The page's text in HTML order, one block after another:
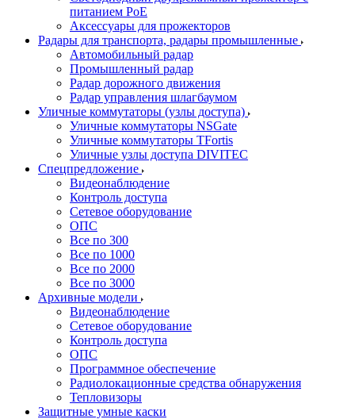
питанием PoE
Аксессуары для прожекторов
Радары для транспорта, радары промышленные
Автомобильный радар
Промышленный радар
Радар дорожного движения
Радар управления шлагбаумом
Уличные коммутаторы (узлы доступа)
Уличные коммутаторы NSGate
Уличные коммутаторы TFortis
Уличные узлы доступа DIVITEC
Спецпредложение
Видеонаблюдение
Контроль доступа
Сетевое оборудование
ОПС
Все по 300
Все по 1000
Все по 2000
Все по 3000
Архивные модели
Видеонаблюдение
Сетевое оборудование
Контроль доступа
ОПС
Программное обеспечение
Радиолокационные средства обнаружения
Тепловизоры
Защитные умные каски